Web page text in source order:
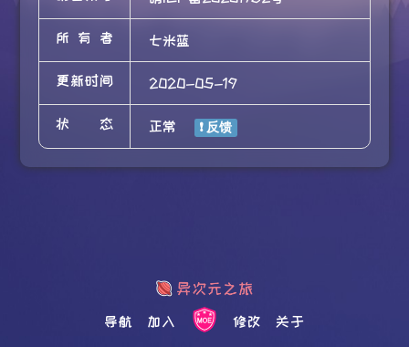
所有者 七米蓝
更新时间 2020-05-19
状态 正常
导航 加入 修改 关于